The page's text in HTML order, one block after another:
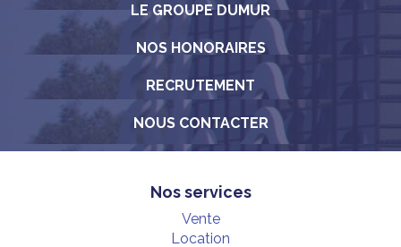
LE GROUPE DUMUR
NOS HONORAIRES
RECRUTEMENT
NOUS CONTACTER
Nos services
Vente
Location